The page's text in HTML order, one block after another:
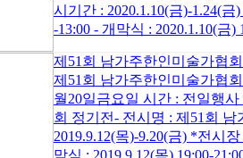
시기간 : 2020.1.10(금)-1.24(
-13:00 - 개막식 : 2020.1.10(금)
제51회 남가주한인미술가협
제51회 남가주한인미술가협
월20일금요일 시간 : 전일행
회 정기전- 전시명 : 제51회
2019.9.12(목)-9.20(금) *전시
막식 : 2019.9.12(목) 19:00-